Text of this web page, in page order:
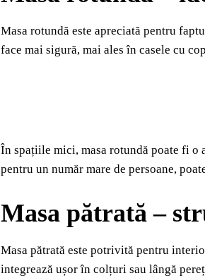
Masa rotundă este apreciată pentru
face mai sigură, mai ales în casele cu
În spațiile mici, masa rotundă poate fi o
pentru un număr mare de persoane,
Masa pătrată –
Masa pătrată este potrivită pentru
integrează ușor în colțuri sau lângă